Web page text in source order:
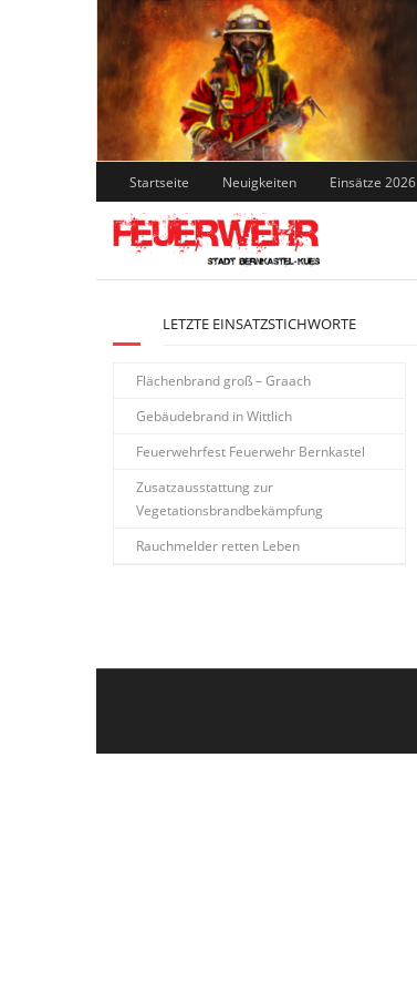
Skip
to
content
Startseite Neuigkeiten Einsätze 2026
LETZTE EINSATZSTICHWORTE
Flächenbrand groß – Graach
Gebäudebrand in Wittlich
Feuerwehrfest Feuerwehr Bernkastel
Zusatzausstattung zur
Vegetationsbrandbekämpfung
Rauchmelder retten Leben